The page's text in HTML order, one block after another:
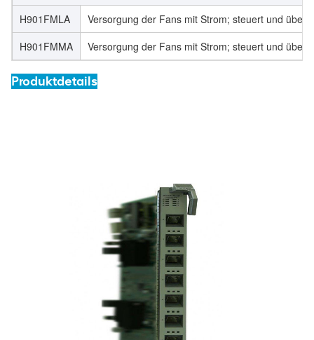
H901FMLA
Versorgung der Fans mit Strom; steuert und
H901FMMA
Versorgung der Fans mit Strom; steuert und
Produktdetails